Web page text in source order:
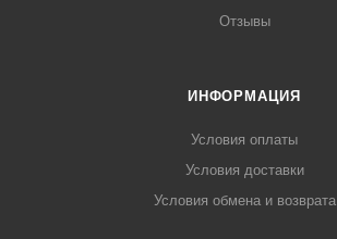
Отзывы
ИНФОРМАЦИЯ
Условия оплаты
Условия доставки
Условия обмена и возврата